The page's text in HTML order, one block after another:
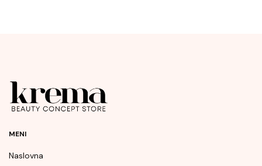
MENI
Naslovna